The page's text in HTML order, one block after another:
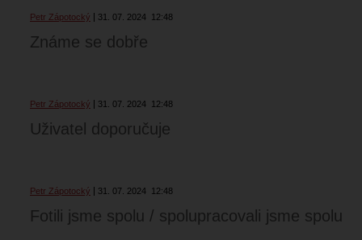
Petr Zápotocký 31. 07. 2024 12:48
Známe se dobře
Petr Zápotocký 31. 07. 2024 12:48
Uživatel doporučuje
Petr Zápotocký 31. 07. 2024 12:48
Fotili jsme spolu / spolupracovali jsme spolu